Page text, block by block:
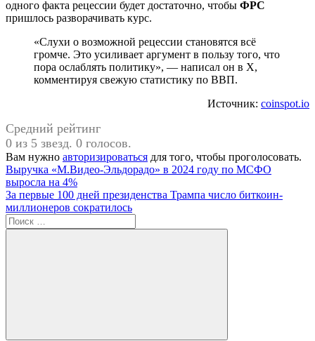
одного факта рецессии будет достаточно, чтобы ФРС
пришлось разворачивать курс.
«Слухи о возможной рецессии становятся всё
громче. Это усиливает аргумент в пользу того, что
пора ослаблять политику», — написал он в X,
комментируя свежую статистику по ВВП.
Источник: coinspot.io
Средний рейтинг
0 из 5 звезд. 0 голосов.
Вам нужно авторизироваться для того, чтобы проголосовать.
Навигация
по
записям
Предыдущая
запись:
Выручка «М.Видео-Эльдорадо» в 2024 году по МСФО
выросла на 4%
Следующая
запись:
За первые 100 дней президенства Трампа число биткоин-
миллионеров сократилось
Поиск
для: